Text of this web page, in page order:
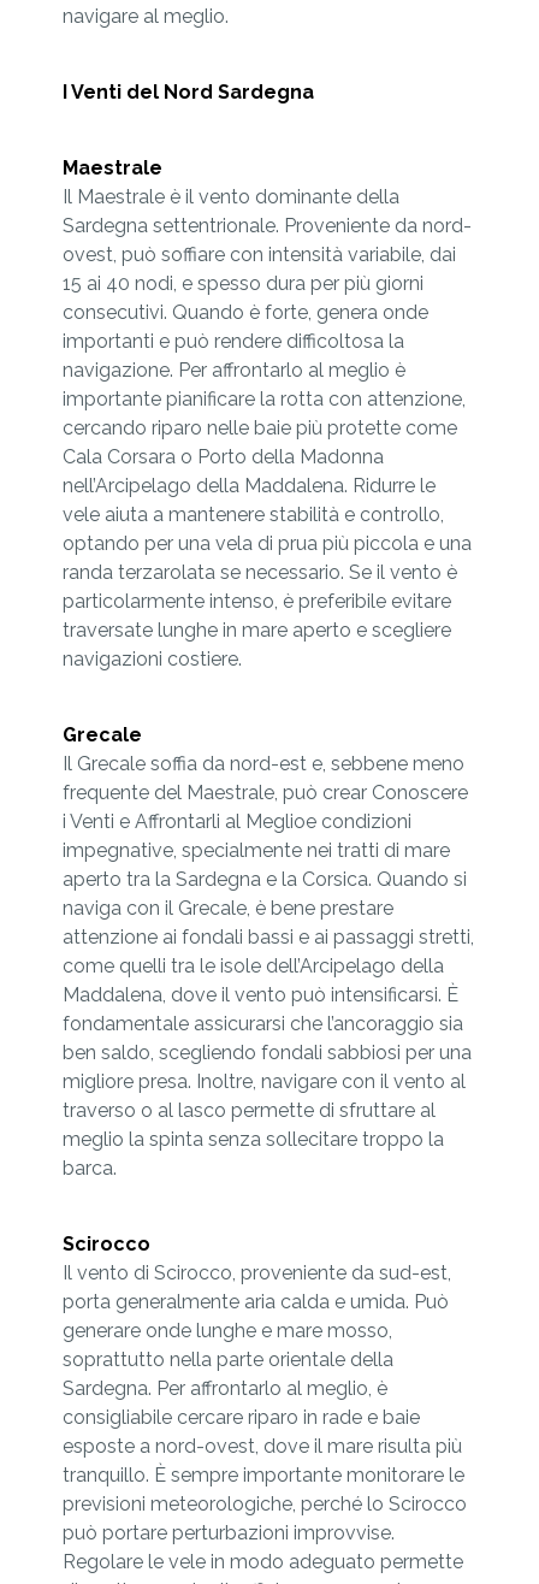
navigare al meglio.
I Venti del Nord Sardegna
Maestrale
Il Maestrale è il vento dominante della
Sardegna settentrionale. Proveniente da nord-
ovest, può soffiare con intensità variabile, dai
15 ai 40 nodi, e spesso dura per più giorni
consecutivi. Quando è forte, genera onde
importanti e può rendere difficoltosa la
navigazione. Per affrontarlo al meglio è
importante pianificare la rotta con attenzione,
cercando riparo nelle baie più protette come
Cala Corsara o Porto della Madonna
nell’Arcipelago della Maddalena. Ridurre le
vele aiuta a mantenere stabilità e controllo,
optando per una vela di prua più piccola e una
randa terzarolata se necessario. Se il vento è
particolarmente intenso, è preferibile evitare
traversate lunghe in mare aperto e scegliere
navigazioni costiere.
Grecale
Il Grecale soffia da nord-est e, sebbene meno
frequente del Maestrale, può crear Conoscere
i Venti e Affrontarli al Meglioe condizioni
impegnative, specialmente nei tratti di mare
aperto tra la Sardegna e la Corsica. Quando si
naviga con il Grecale, è bene prestare
attenzione ai fondali bassi e ai passaggi stretti,
come quelli tra le isole dell’Arcipelago della
Maddalena, dove il vento può intensificarsi. È
fondamentale assicurarsi che l’ancoraggio sia
ben saldo, scegliendo fondali sabbiosi per una
migliore presa. Inoltre, navigare con il vento al
traverso o al lasco permette di sfruttare al
meglio la spinta senza sollecitare troppo la
barca.
Scirocco
Il vento di Scirocco, proveniente da sud-est,
porta generalmente aria calda e umida. Può
generare onde lunghe e mare mosso,
soprattutto nella parte orientale della
Sardegna. Per affrontarlo al meglio, è
consigliabile cercare riparo in rade e baie
esposte a nord-ovest, dove il mare risulta più
tranquillo. È sempre importante monitorare le
previsioni meteorologiche, perché lo Scirocco
può portare perturbazioni improvvise.
Regolare le vele in modo adeguato permette